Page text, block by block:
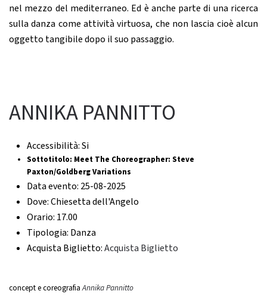
nel mezzo del mediterraneo. Ed è anche parte di una ricerca
sulla danza come attività virtuosa, che non lascia cioè alcun
oggetto tangibile dopo il suo passaggio.
ANNIKA PANNITTO
Accessibilità:Si
Sottotitolo: Meet The Choreographer: Steve
Paxton/Goldberg Variations
Data evento: 25-08-2025
Dove:Chiesetta dell'Angelo
Orario: 17.00
Tipologia: Danza
Acquista Biglietto:Acquista Biglietto
concept e coreografiaAnnika Pannitto